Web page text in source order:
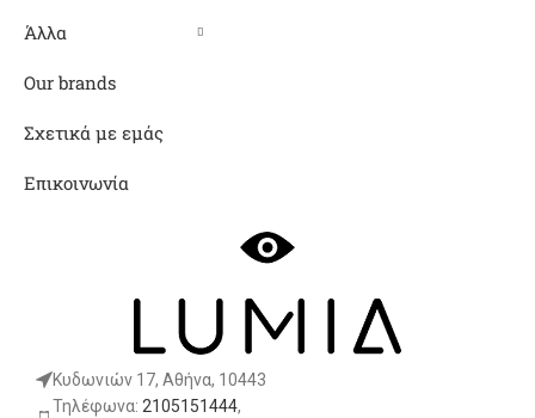
Άλλα
Our brands
Σχετικά με εμάς
Επικοινωνία
Κυδωνιών 17, Αθήνα, 10443
Τηλέφωνα: 2105151444,